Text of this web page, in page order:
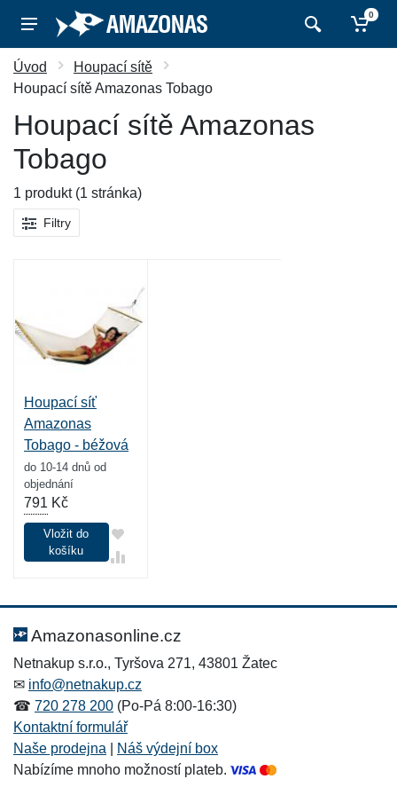
0
Úvod
Houpací sítě
Houpací sítě Amazonas Tobago
Houpací sítě Amazonas
Tobago
1 produkt (1 stránka)
Filtry
Houpací síť
Amazonas
Tobago - béžová
do 10-14 dnů od
objednání
791 Kč
Vložit do
košíku
Amazonasonline.cz
Netnakup s.r.o., Tyršova 271, 43801 Žatec
✉ info@netnakup.cz
☎ 720 278 200 (Po-Pá 8:00-16:30)
Kontaktní formulář
Naše prodejna
Náš výdejní box
Nabízíme mnoho možností plateb.